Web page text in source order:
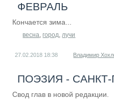
ФЕВРАЛЬ
Кончается зима...
весна, город,лучи
27.02.2018 18:38 Владимир
ПОЭЗИЯ - САНКТ-
Свод глав в новой редакции.